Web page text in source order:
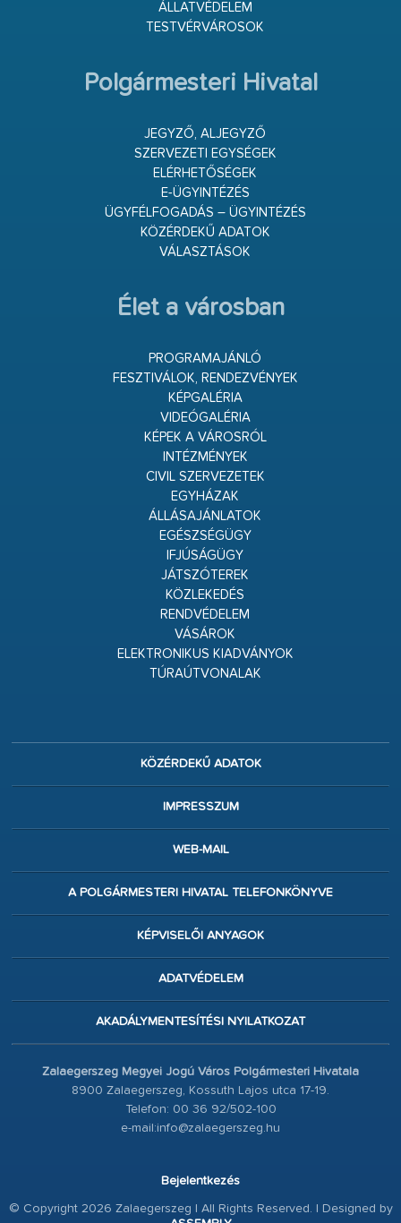
ÁLLATVÉDELEM
TESTVÉRVÁROSOK
Polgármesteri Hivatal
JEGYZŐ, ALJEGYZŐ
SZERVEZETI EGYSÉGEK
ELÉRHETŐSÉGEK
E-ÜGYINTÉZÉS
ÜGYFÉLFOGADÁS – ÜGYINTÉZÉS
KÖZÉRDEKŰ ADATOK
VÁLASZTÁSOK
Élet a városban
PROGRAMAJÁNLÓ
FESZTIVÁLOK, RENDEZVÉNYEK
KÉPGALÉRIA
VIDEÓGALÉRIA
KÉPEK A VÁROSRÓL
INTÉZMÉNYEK
CIVIL SZERVEZETEK
EGYHÁZAK
ÁLLÁSAJÁNLATOK
EGÉSZSÉGÜGY
IFJÚSÁGÜGY
JÁTSZÓTEREK
KÖZLEKEDÉS
RENDVÉDELEM
VÁSÁROK
ELEKTRONIKUS KIADVÁNYOK
TÚRAÚTVONALAK
KÖZÉRDEKŰ ADATOK
IMPRESSZUM
WEB-MAIL
A POLGÁRMESTERI HIVATAL TELEFONKÖNYVE
KÉPVISELŐI ANYAGOK
ADATVÉDELEM
AKADÁLYMENTESÍTÉSI NYILATKOZAT
Zalaegerszeg Megyei Jogú Város Polgármesteri Hivatala
8900 Zalaegerszeg, Kossuth Lajos utca 17-19.
Telefon: 00 36 92/502-100
e-mail:info@zalaegerszeg.hu
Bejelentkezés
© Copyright 2026 Zalaegerszeg | All Rights Reserved. | Designed by